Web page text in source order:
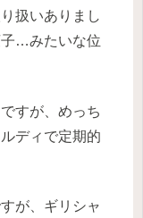
扱いありまし
子…みたいな位
すが、めっち
ディで定期的
が、ギリシャ